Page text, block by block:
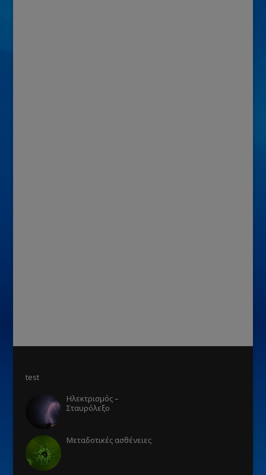
test
Ηλεκτρισμός –
Σταυρόλεξο
Μεταδοτικές ασθένειες